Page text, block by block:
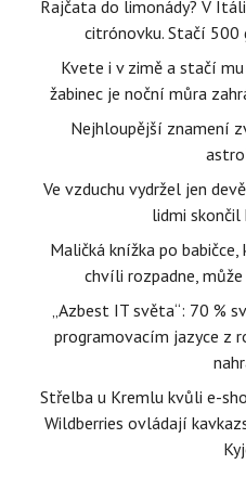
Rajčata do limonády? V
citrónovku. Stačí 500
Kvete i v zimě a stačí
žabinec je noční můra
Nejhloupější znamení
Ve vzduchu vydržel jen
lidmi
Maličká knížka po
chvíli rozpadne,
„Azbest IT světa“: 70 %
programovacím jazyce z
Střelba u Kremlu kvůli e-
Wildberries ovládají